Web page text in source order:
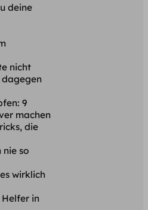
deine
nicht
9
machen
die
nie so
wirklich
in